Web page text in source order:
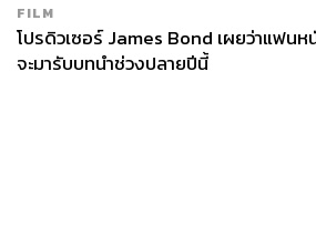
FILM
โปรดิวเซอร์ James Bond เผยว่าแฟนห
จะมารับบทนำช่วงปลายปีนี้